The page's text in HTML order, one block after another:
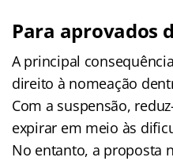
Para aprovados
A principal
direito à nomeação
Com a suspensão,
expirar em meio às
No entanto, a proposta